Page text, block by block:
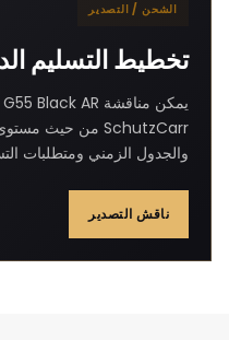
الشحن / التصدير
تخطيط التسليم
والجدول الزمني ومتطلبات
ناقش التصدير